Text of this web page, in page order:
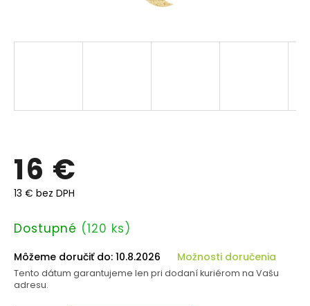
16 €
13 € bez DPH
Jednotková
Dostupné (120 ks)
Môžeme doručiť do: 10.8.2026 Možnosti doručenia
Tento dátum garantujeme len pri dodaní kuriérom na Vašu
adresu.